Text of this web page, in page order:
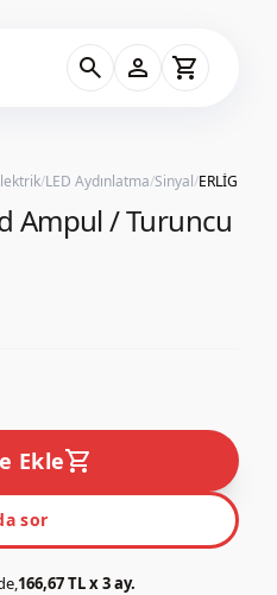
search person shopping_cart
/LED Aydınlatma/Sinyal/
Ampul / Turuncu
Ekleshopping_cart
sor
166,67 TL x 3 ay.